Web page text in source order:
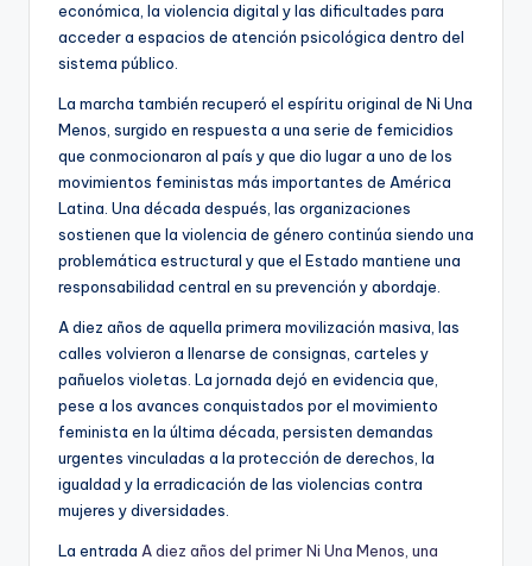
económica, la violencia digital y las dificultades para
acceder a espacios de atención psicológica dentro del
sistema público.
La marcha también recuperó el espíritu original de Ni Una
Menos, surgido en respuesta a una serie de femicidios
que conmocionaron al país y que dio lugar a uno de los
movimientos feministas más importantes de América
Latina. Una década después, las organizaciones
sostienen que la violencia de género continúa siendo una
problemática estructural y que el Estado mantiene una
responsabilidad central en su prevención y abordaje.
A diez años de aquella primera movilización masiva, las
calles volvieron a llenarse de consignas, carteles y
pañuelos violetas. La jornada dejó en evidencia que,
pese a los avances conquistados por el movimiento
feminista en la última década, persisten demandas
urgentes vinculadas a la protección de derechos, la
igualdad y la erradicación de las violencias contra
mujeres y diversidades.
La entrada A diez años del primer Ni Una Menos, una